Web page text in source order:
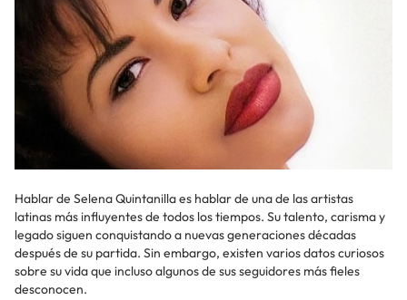
Hablar de Selena Quintanilla es hablar de una de las artistas
latinas más influyentes de todos los tiempos. Su talento, carisma y
legado siguen conquistando a nuevas generaciones décadas
después de su partida. Sin embargo, existen varios datos curiosos
sobre su vida que incluso algunos de sus seguidores más fieles
desconocen.